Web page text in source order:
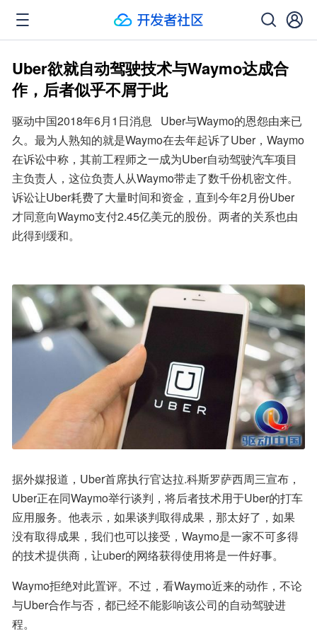
Uber欲就自动驾驶技术与Waymo达成合
作，后者似乎不屑于此
驱动中国2018年6月1日消息   Uber与Waymo的恩怨由来已
久。最为人熟知的就是Waymo在去年起诉了Uber，Waymo
在诉讼中称，其前工程师之一成为Uber自动驾驶汽车项目
主负责人，这位负责人从Waymo带走了数千份机密文件。
诉讼让Uber耗费了大量时间和资金，直到今年2月份Uber
才同意向Waymo支付2.45亿美元的股份。两者的关系也由
此得到缓和。
据外媒报道，Uber首席执行官达拉.科斯罗萨西周三宣布，
Uber正在同Waymo举行谈判，将后者技术用于Uber的打车
应用服务。他表示，如果谈判取得成果，那太好了，如果
没有取得成果，我们也可以接受，Waymo是一家不可多得
的技术提供商，让uber的网络获得使用将是一件好事。
Waymo拒绝对此置评。不过，看Waymo近来的动作，不论
与Uber合作与否，都已经不能影响该公司的自动驾驶进
程。